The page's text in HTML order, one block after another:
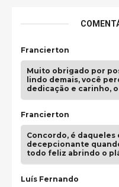
Francierton
Muito obrigado por
lindo demais, você
dedicação e carinho,
Francierton
Concordo, é daqueles
decepcionante
todo feliz abrindo o
Luís Fernando